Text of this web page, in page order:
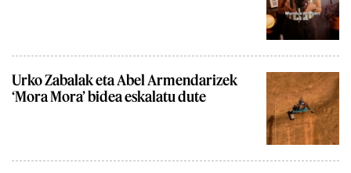
Urko Zabalak eta Abel Armendarizek
‘Mora Mora’ bidea eskalatu dute